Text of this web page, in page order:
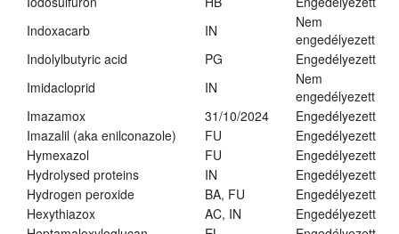
Indoxacarb
IN
Nem
engedélyezett
Indolylbutyric acid
PG
Engedélyezett
Imidacloprid
IN
Nem
engedélyezett
Imazamox
31/10/2024
Engedélyezett
Imazalil (aka enilconazole)
FU
Engedélyezett
Hymexazol
FU
Engedélyezett
Hydrolysed proteins
IN
Engedélyezett
Hydrogen peroxide
BA, FU
Engedélyezett
Hexythiazox
AC, IN
Engedélyezett